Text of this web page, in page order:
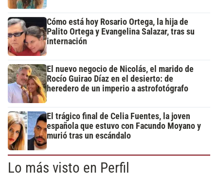
Cómo está hoy Rosario Ortega, la hija de
Palito Ortega y Evangelina Salazar, tras su
internación
El nuevo negocio de Nicolás, el marido de
Rocío Guirao Díaz en el desierto: de
heredero de un imperio a astrofotógrafo
El trágico final de Celia Fuentes, la joven
española que estuvo con Facundo Moyano y
murió tras un escándalo
Lo más visto en Perfil